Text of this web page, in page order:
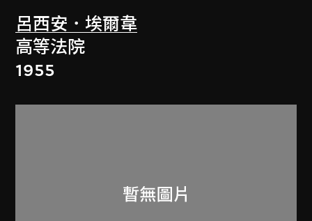
呂西安．埃爾韋
高等法院
1955